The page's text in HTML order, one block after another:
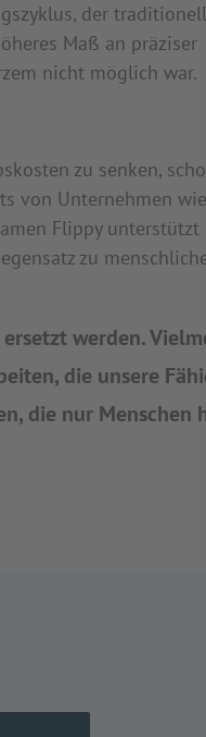
der
Maß an präziser
nicht möglich war.
zu senken,
von Unternehmen wie
Flippy unterstützt
zu
werden.
die unsere
die nur Menschen